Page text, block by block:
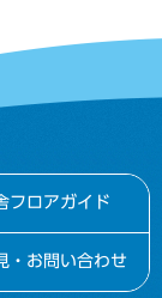
フロアガイド
・お問い合わせ